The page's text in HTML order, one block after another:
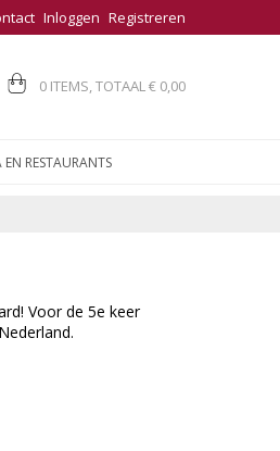
Inloggen Registreren
0 ITEMS, TOTAAL€ 0,00
EN RESTAURANTS
Voor de 5e keer